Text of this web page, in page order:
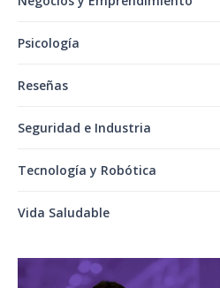
Psicología
Reseñas
Seguridad e Industria
Tecnología y Robótica
Vida Saludable